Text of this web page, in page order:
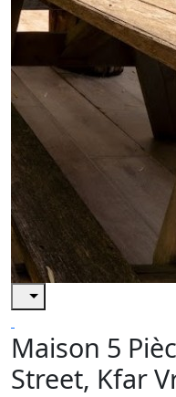
Maison 5
Street, Kfar